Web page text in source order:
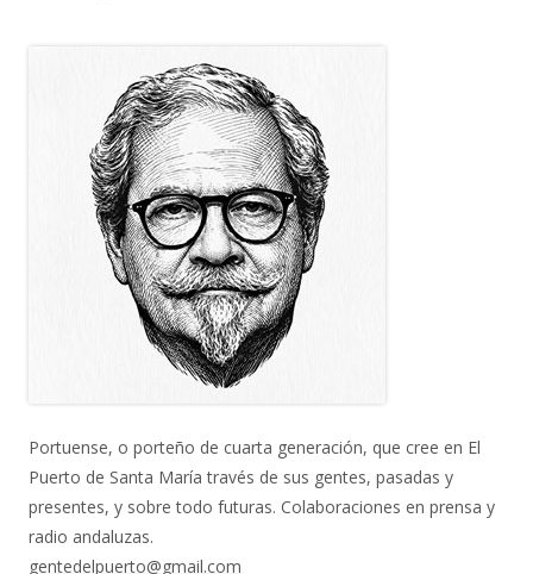
Portuense, o porteño de cuarta generación, que cree en El
Puerto de Santa María través de sus gentes, pasadas y
presentes, y sobre todo futuras. Colaboraciones en prensa y
radio andaluzas.
gentedelpuerto@gmail.com